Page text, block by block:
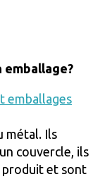
emballage?
emballages
métal. Ils
couvercle, ils
produit et sont